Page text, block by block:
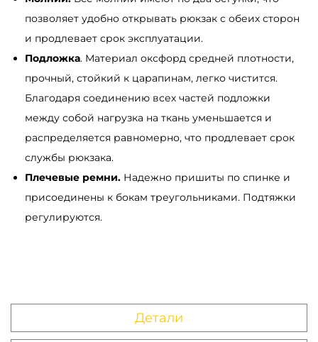
к
S
a
m
b
a
g
A
c
t
i
н
позволяет удобно открывать рюкзак с обеих сторон
и продлевает срок эксплуатации.
Подложка. Материал оксфорд средней плотности,
прочный, стойкий к царапинам, легко чистится.
Благодаря соединению всех частей подложки
между собой нагрузка на ткань уменьшается и
распределяется равномерно, что продлевает срок
службы рюкзака.
Плечевые ремни. Надежно пришиты по спинке и
присоединены к бокам треугольниками. Подтяжки
регулируются.
Детали